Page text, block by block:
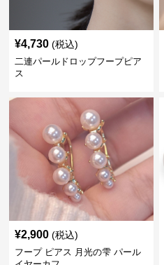
¥4,730 (税込)
二連パールドロップフープピア
ス
¥2,900 (税込)
フープ ピアス 月光の雫 パール